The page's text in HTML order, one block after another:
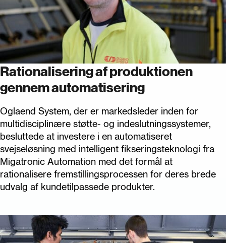
Rationalisering af produktionen
gennem automatisering
Oglaend System, der er markedsleder inden for
multidisciplinære støtte- og indeslutningssystemer,
besluttede at investere i en automatiseret
svejseløsning med intelligent fikseringsteknologi fra
Migatronic Automation med det formål at
rationalisere fremstillingsprocessen for deres brede
udvalg af kundetilpassede produkter.